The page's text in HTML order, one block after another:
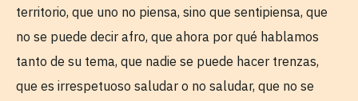
territorio, que uno no piensa, sino que sentipiensa, que
no se puede decir afro, que ahora por qué hablamos
tanto de su tema, que nadie se puede hacer trenzas,
que es irrespetuoso saludar o no saludar, que no se